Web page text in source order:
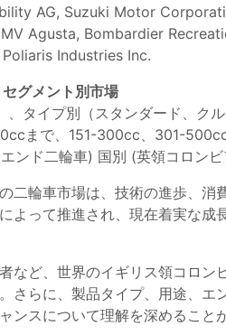
AG, Suzuki Motor
Agusta, Bombardier
Industries Inc.
グメント別市場
、タイプ別（スタンダード、ク
まで、151-300cc、301-
ンド二輪車) 国別 (英領コロンビ
二輪車市場は、技術の進歩、
よって推進され、現在着実な
など、世界のイギリス領コロ
さらに、製品タイプ、用途、
ンスについて理解を深めること